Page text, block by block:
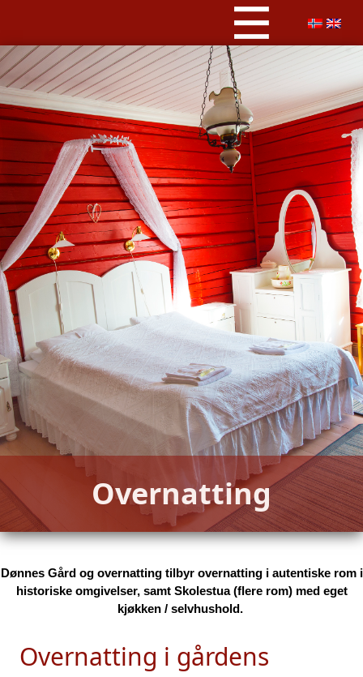
Overnatting
Dønnes Gård og overnatting tilbyr overnatting i autentiske rom i
historiske omgivelser, samt Skolestua (flere rom) med eget
kjøkken / selvhushold.
Overnatting i gårdens